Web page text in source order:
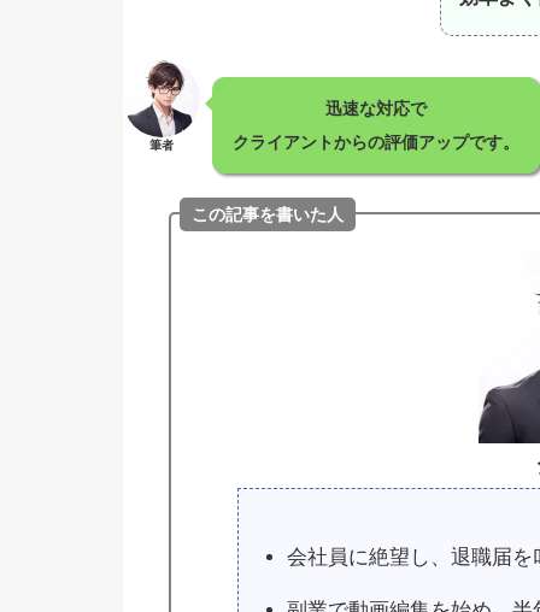
筆者
迅速な対応で
クライアントからの評価アップです。
この記事を書いた人
会社員に絶望し、退職届